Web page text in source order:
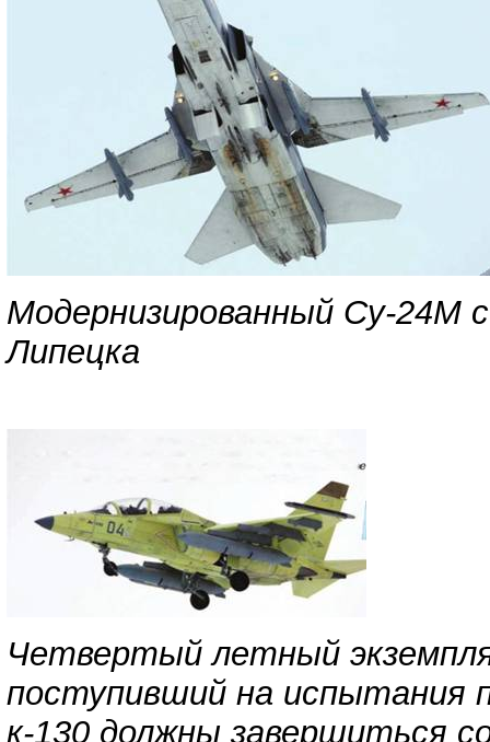
Модернизированный Су-24М
Липецка
Четвертый летный
поступивший на
к-130 должны завершиться